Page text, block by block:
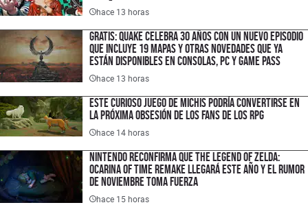
español
hace 13 horas
Gratis: Quake celebra 30 años con un nuevo episodio
que incluye 19 mapas y otras novedades que ya
están disponibles en consolas, PC y Game Pass
hace 13 horas
Este curioso juego de michis podría convertirse en
la próxima obsesión de los fans de los RPG
hace 14 horas
Nintendo reconfirma que The Legend of Zelda:
Ocarina of Time Remake llegará este año y el rumor
de noviembre toma fuerza
hace 15 horas